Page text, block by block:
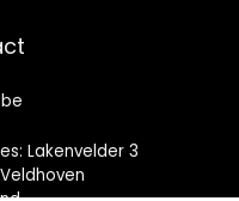
Lakenvelder 3